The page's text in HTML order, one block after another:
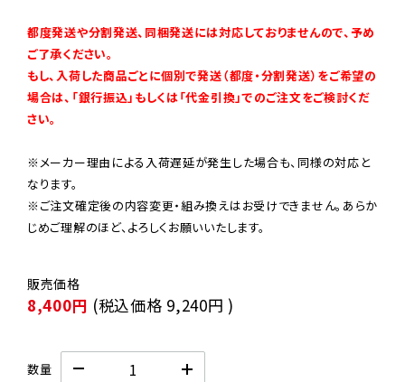
都度発送や分割発送、同梱発送には対応しておりませんので、予め
ご了承ください。
もし、入荷した商品ごとに個別で発送（都度・分割発送）をご希望の
場合は、「銀行振込」もしくは「代金引換」でのご注文をご検討くだ
さい。
※メーカー理由による入荷遅延が発生した場合も、同様の対応と
なります。
※ご注文確定後の内容変更・組み換えはお受けできません。あらか
じめご理解のほど、よろしくお願いいたします。
8,400円 (税込価格 9,240円 )
数量